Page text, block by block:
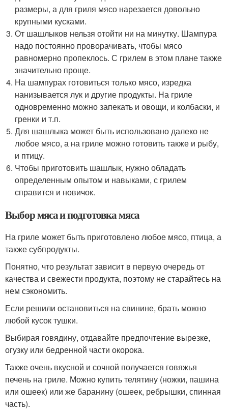
размеры, а для гриля мясо нарезается довольно
крупными кусками.
От шашлыков нельзя отойти ни на минутку. Шампура
надо постоянно проворачивать, чтобы мясо
равномерно пропеклось. С грилем в этом плане также
значительно проще.
На шампурах готовиться только мясо, изредка
нанизывается лук и другие продукты. На гриле
одновременно можно запекать и овощи, и колбаски, и
гренки и т.п.
Для шашлыка может быть использовано далеко не
любое мясо, а на гриле можно готовить также и рыбу,
и птицу.
Чтобы приготовить шашлык, нужно обладать
определенным опытом и навыками, с грилем
справится и новичок.
Выбор мяса и подготовка мяса
На гриле может быть приготовлено любое мясо, птица, а
также субпродукты.
Понятно, что результат зависит в первую очередь от
качества и свежести продукта, поэтому не старайтесь на
нем сэкономить.
Если решили остановиться на свинине, брать можно
любой кусок тушки.
Выбирая говядину, отдавайте предпочтение вырезке,
огузку или бедренной части окорока.
Также очень вкусной и сочной получается говяжья
печень на гриле. Можно купить телятину (ножки, пашина
или ошеек) или же баранину (ошеек, ребрышки, спинная
часть).